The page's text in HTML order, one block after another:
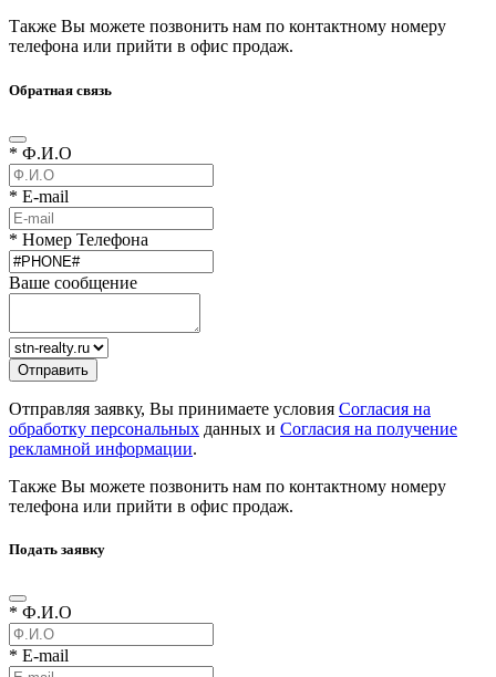
Также Вы можете позвонить нам по контактному номеру
телефона или прийти в офис продаж.
Обратная связь
* Ф.И.О
* E-mail
* Номер Телефона
Ваше сообщение
Отправляя заявку, Вы принимаете условия Согласия на
обработку персональных данных и Согласия на получение
рекламной информации.
Также Вы можете позвонить нам по контактному номеру
телефона или прийти в офис продаж.
Подать заявку
* Ф.И.О
* E-mail